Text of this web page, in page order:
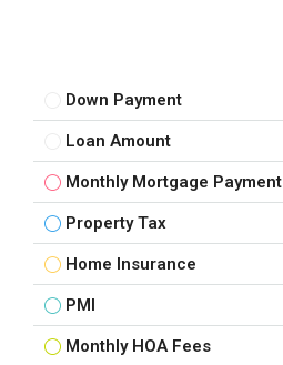
Down Payment
Loan Amount
Monthly Mortgage Payment
Property Tax
Home Insurance
PMI
Monthly HOA Fees